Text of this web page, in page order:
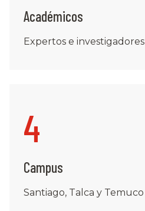
Académicos
Expertos e investigadores
4
Campus
Santiago, Talca y Temuco